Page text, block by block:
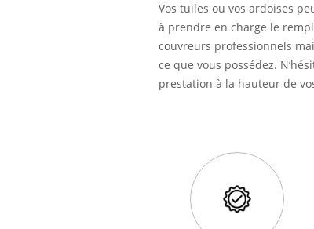
Vos tuiles ou vos ardoises
à prendre en charge le
couvreurs professionnels
ce que vous possédez.
prestation à la hauteur de